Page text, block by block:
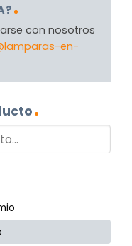
con nosotros
en-